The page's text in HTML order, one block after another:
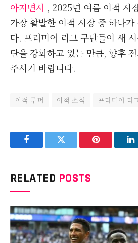
아지면서 , 2025년 여름 이적 시
가장 활발한 이적 시장 중 하나가
다. 프리미어 리그 구단들이 새
단을 강화하고 있는 만큼, 향후
주시기 바랍니다.
이적 루머 이적 소식 프리미어 리
FacebookTwitter Pinterest
RELATED POSTS